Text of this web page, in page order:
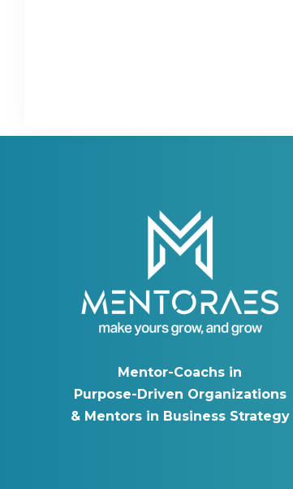
Mentor-Coachs in
Purpose-Driven Organizations
& Mentors in Business Strategy